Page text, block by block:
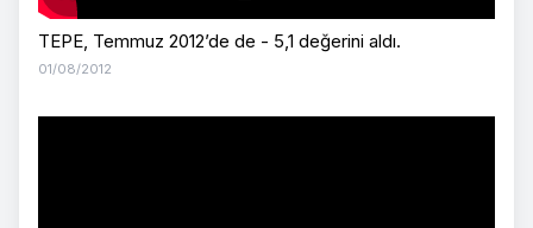
TEPE, Temmuz 2012’de de - 5,1 değerini aldı.
01/08/2012